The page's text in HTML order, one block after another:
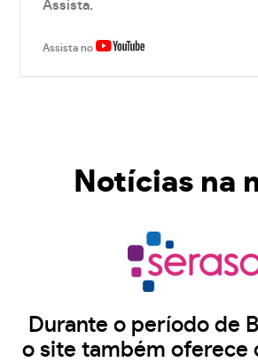
Assista.
Assista no
Notícias na
Durante o período de
o site também oferece